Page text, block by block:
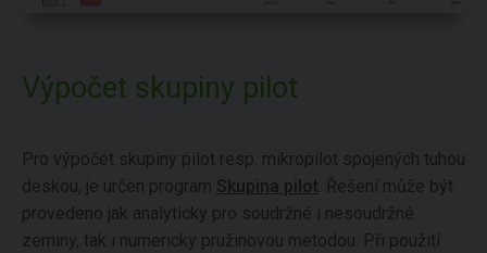
Výpočet skupiny pilot
Pro výpočet skupiny pilot resp. mikropilot spojených tuhou
deskou, je určen program Skupina pilot . Řešení může být
provedeno jak analyticky pro soudržné i nesoudržné
zeminy, tak i numericky pružinovou metodou. Při použití